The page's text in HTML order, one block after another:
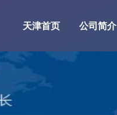
天津首页 公司简介